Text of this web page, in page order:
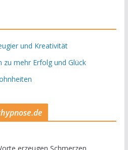
und Kreativität
mehr Erfolg und Glück